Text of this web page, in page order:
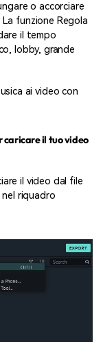
o accorciare
funzione Regola
il tempo
lobby, grande
ai video con
caricare il tuo video
il video dal file
riquadro